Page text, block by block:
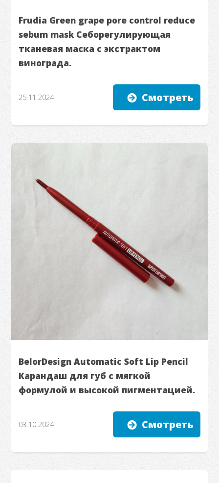
Frudia Green grape pore control reduce
sebum mask Себорегулирующая
тканевая маска с экстрактом
винограда.
25.11.2024 Смотреть
BelorDesign Automatic Soft Lip Pencil
Карандаш для губ с мягкой
формулой и высокой пигментацией.
03.10.2024 Смотреть